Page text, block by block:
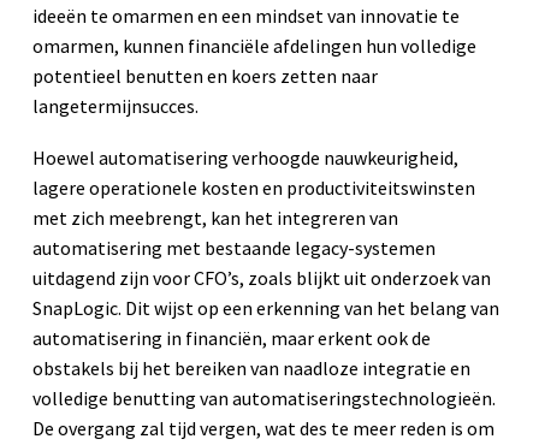
ideeën te omarmen en een mindset van innovatie te
omarmen, kunnen financiële afdelingen hun volledige
potentieel benutten en koers zetten naar
langetermijnsucces.
Hoewel automatisering verhoogde nauwkeurigheid,
lagere operationele kosten en productiviteitswinsten
met zich meebrengt, kan het integreren van
automatisering met bestaande legacy-systemen
uitdagend zijn voor CFO’s, zoals blijkt uit onderzoek van
SnapLogic. Dit wijst op een erkenning van het belang van
automatisering in financiën, maar erkent ook de
obstakels bij het bereiken van naadloze integratie en
volledige benutting van automatiseringstechnologieën.
De overgang zal tijd vergen, wat des te meer reden is om